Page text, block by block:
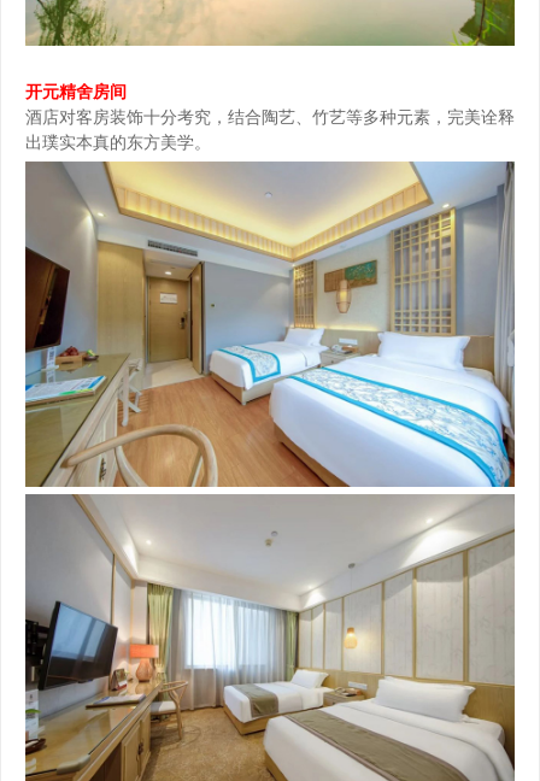
开元精舍房间
酒店对客房装饰十分考究，结合陶艺、竹艺等多种元素，完美诠释
出璞实本真的东方美学。